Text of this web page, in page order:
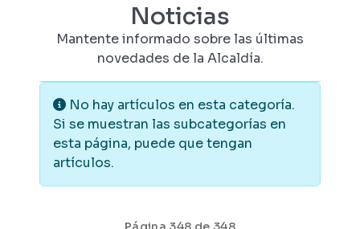
Noticias
Mantente informado sobre las últimas
novedades de la Alcaldía.
Información
No hay artículos en esta categoría.
Si se muestran las subcategorías en
esta página, puede que tengan
artículos.